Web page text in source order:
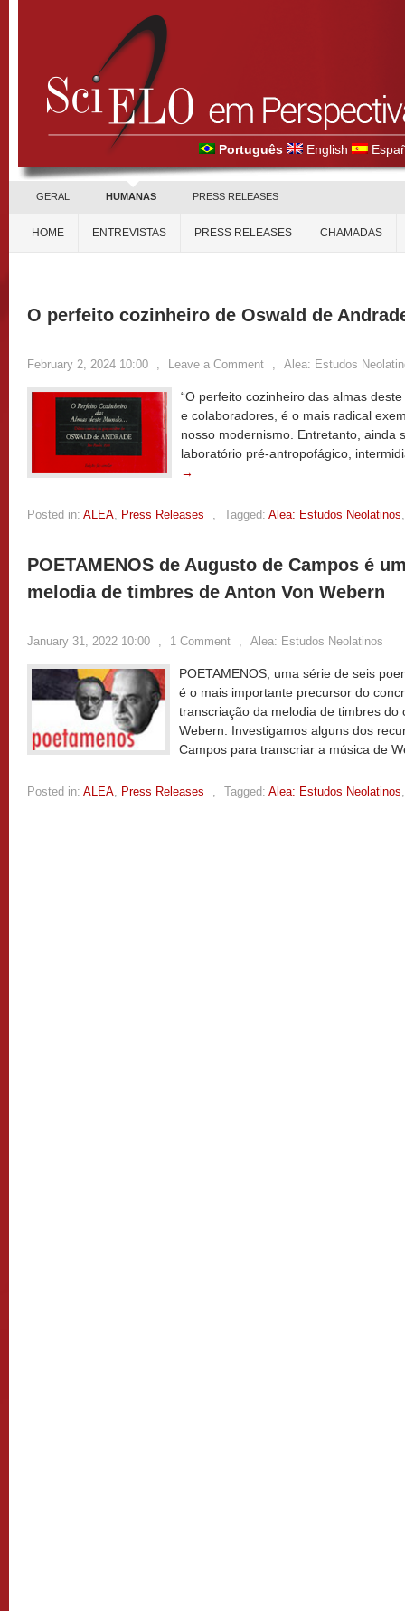
Português English
GERAL HUMANAS PRESS RELEASES
HOME ENTREVISTAS PRESS RELEASES CHAMADAS
O perfeito cozinheiro de Oswald de
February 2, 2024 10:00 , Leave a Comment , Alea: Estudos
“O perfeito cozinheiro das almas
e colaboradores, é o mais radical
nosso modernismo. Entretanto, ainda
laboratório pré-antropofágico,
→
Posted in: ALEA, Press Releases , Tagged: Alea: Estudos Neolatinos
POETAMENOS de Augusto de Campos é
melodia de timbres de Anton Von Webern
January 31, 2022 10:00 , 1 Comment , Alea: Estudos Neolatinos
POETAMENOS, uma série de seis
é o mais importante precursor do
transcriação da melodia de timbres do
Webern. Investigamos alguns dos
Campos para transcriar a música de
Posted in: ALEA Press Releases Tagged: Alea: Estudos Neolatinos